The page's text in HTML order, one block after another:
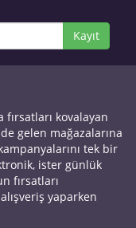
Kayıt
kovalayan
gelen mağazalarına
tek bir
ister günlük
fırsatları
yaparken